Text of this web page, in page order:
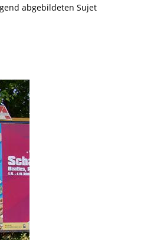
abgebildeten Sujet